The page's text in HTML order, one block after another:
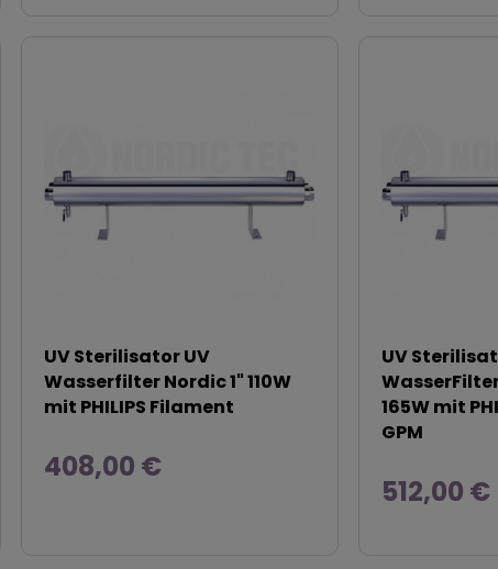
UV Sterilisator UV
Wasserfilter Nordic 1" 110W
mit PHILIPS Filament
408,00 €
UV
165W mit
GPM
512,00 €